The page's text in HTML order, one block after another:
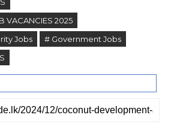
VACANCIES 2025
Jobs
# Government Jobs